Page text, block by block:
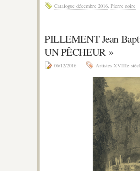
Catalogue décembre 2016, Pierre noire
PILLEMENT Jean
UN PÊCHEUR »
06/12/2016 Artistes XVIIIe